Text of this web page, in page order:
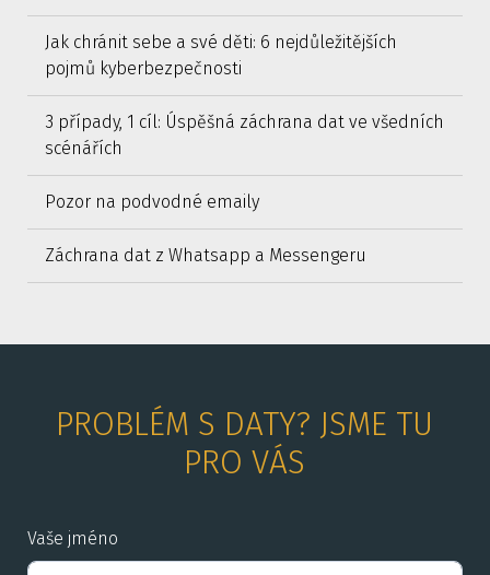
Jak chránit sebe a své děti: 6 nejdůležitějších
pojmů kyberbezpečnosti
3 případy, 1 cíl: Úspěšná záchrana dat ve všedních
scénářích
Pozor na podvodné emaily
Záchrana dat z Whatsapp a Messengeru
PROBLÉM S DATY? JSME TU
PRO VÁS
Vaše jméno